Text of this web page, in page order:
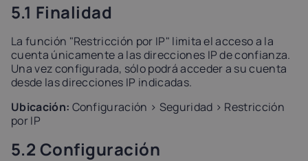
5.1 Finalidad
La función "Restricción por IP" limita el acceso a la
cuenta únicamente a las direcciones IP de confianza.
Una vez configurada, sólo podrá acceder a su cuenta
desde las direcciones IP indicadas.
Ubicación: Configuración > Seguridad > Restricción
por IP
5.2 Configuración